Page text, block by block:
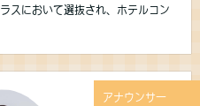
スにおいて選抜され、ホテルコン
アナウンサー